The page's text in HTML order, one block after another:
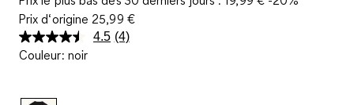
Prix d‘origine 25,99 €
4.5 Lire
(4)
Couleur: noir